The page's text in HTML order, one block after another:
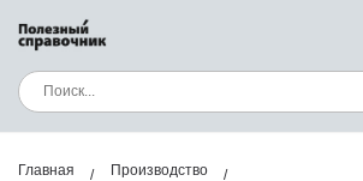
Главная Производство